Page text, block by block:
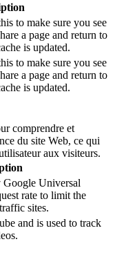
to make sure you see
a page and return to
is updated.
to make sure you see
a page and return to
is updated.
comprendre et
du site Web, ce qui
aux visiteurs.
Google Universal
rate to limit the
sites.
and is used to track